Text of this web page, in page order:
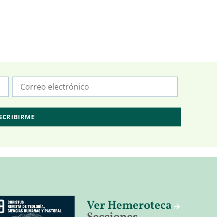
Ver Hemeroteca